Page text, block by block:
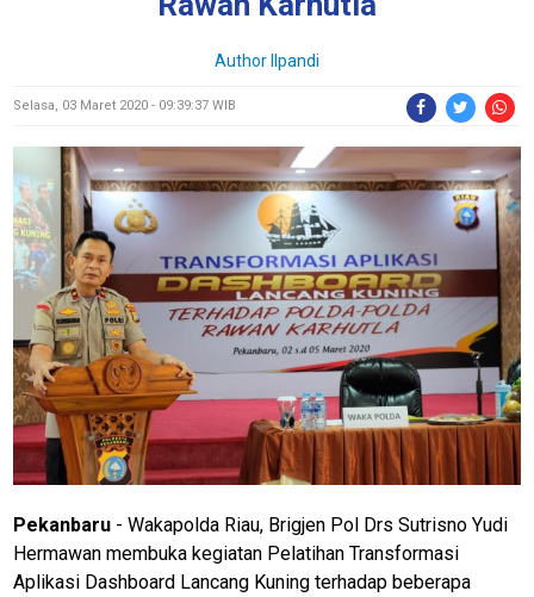
Author Ilpandi
Selasa, 03 Maret 2020 - 09:39:37 WIB
Pekanbaru - Wakapolda Riau, Brigjen Pol Drs Sutrisno Yudi
Hermawan membuka kegiatan Pelatihan Transformasi
Aplikasi Dashboard Lancang Kuning terhadap beberapa